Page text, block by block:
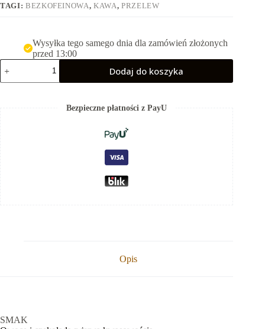
TAGI: BEZKOFEINOWA,KAWA, PRZELEW
Wysyłka tego samego dnia dla zamówień złożonych
przed 13:00
ilość
Uganda
Lala
Dodaj do koszyka
Bezpieczne płatności z PayU
Opis
SMAK